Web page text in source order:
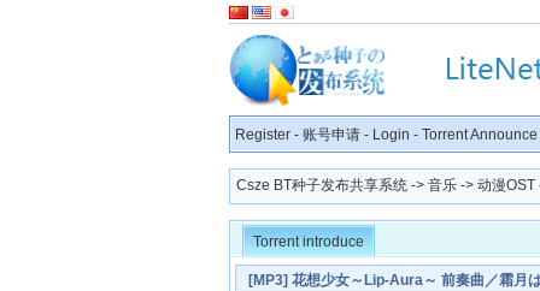
Register - 账号申请 - Login - Torrent Announce
Csze BT种子发布共享系统 -> 音乐 -> 动漫OST
Torrent introduce
[MP3] 花想少女～Lip-Aura～ 前奏曲／霜月